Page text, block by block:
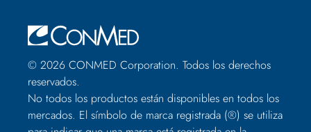
© 2026 CONMED Corporation. Todos los derechos
reservados.
No todos los productos están disponibles en todos los
mercados. El símbolo de marca registrada (®) se utiliza